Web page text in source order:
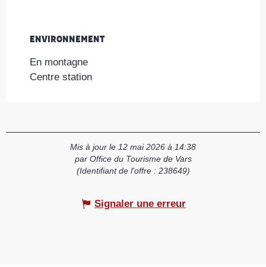
Environnement
Environnement
En montagne
Centre station
Mis à jour le 12 mai 2026 à 14:38
par Office du Tourisme de Vars
(Identifiant de l'offre : 238649)
Signaler une erreur